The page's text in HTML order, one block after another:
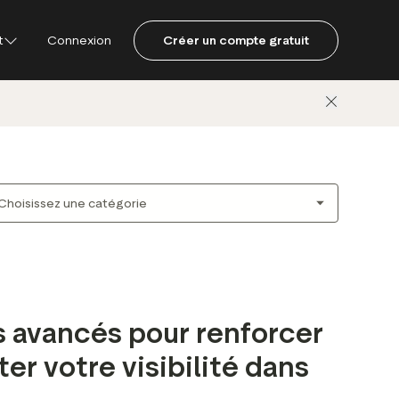
Connexion Créer un compte gratuit
avancés pour renforcer
votre visibilité dans